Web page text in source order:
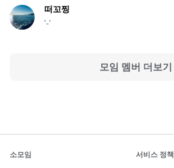
떠꼬찡
'-'
모임 멤버 더보기
소모임 서비스 정책